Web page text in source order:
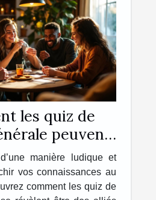
les quiz de
peuvent
quotidien ?
manière ludique et
vos connaissances au
comment les quiz de